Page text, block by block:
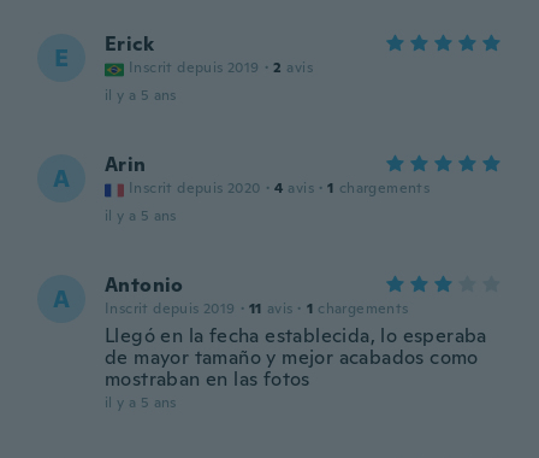
E Erick
Inscrit depuis 2019 · 2 avis
il y a 5 ans
A Arin
Inscrit depuis 2020 · 4 avis · 1 chargements
il y a 5 ans
A Antonio
Inscrit depuis 2019 · 11 avis · 1 chargements
Llegó en la fecha establecida, lo esperaba
de mayor tamaño y mejor acabados como
mostraban en las fotos
il y a 5 ans